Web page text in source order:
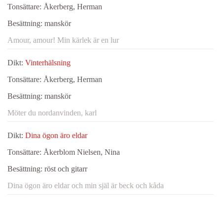
Tonsättare: Åkerberg, Herman
Besättning: manskör
Amour, amour! Min kärlek är en lur
Dikt: Vinterhälsning
Tonsättare: Åkerberg, Herman
Besättning: manskör
Möter du nordanvinden, karl
Dikt: Dina ögon äro eldar
Tonsättare: Åkerblom Nielsen, Nina
Besättning: röst och gitarr
Dina ögon äro eldar och min själ är beck och kåda